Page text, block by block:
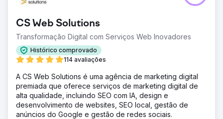
CS Web Solutions
Transformação Digital com Serviços Web Inovadores
Histórico comprovado
114 avaliações
A CS Web Solutions é uma agência de marketing digital
premiada que oferece serviços de marketing digital de
alta qualidade, incluindo SEO com IA, design e
desenvolvimento de websites, SEO local, gestão de
anúncios do Google e gestão de redes sociais.